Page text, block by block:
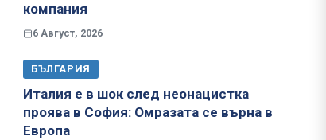
компания
6 Август, 2026
БЪЛГАРИЯ
Италия е в шок след неонацистка
проява в София: Омразата се върна в
Европа